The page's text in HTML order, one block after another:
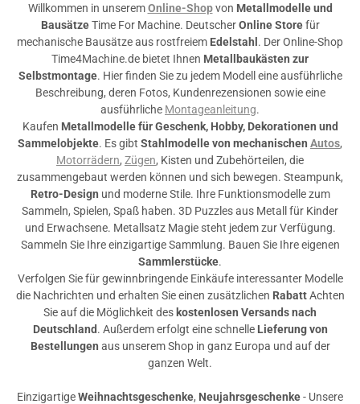
Willkommen in unseremOnline-Shopvon Metallmodelle und
BausätzeTime For Machine. DeutscherOnline Storefür
mechanische Bausätze aus rostfreiem Edelstahl . Der Online-Shop
Time4Machine.de bietet Ihnen Metallbaukästen zur
Selbstmontage. Hier finden Sie zu jedem Modell eine ausführliche
Beschreibung, deren Fotos, Kundenrezensionen sowie eine
ausführliche Montageanleitung.
Kaufen Metallmodelle für Geschenk, Hobby, Dekorationen und
Sammelobjekte. Es gibt Stahlmodelle von mechanischen Autos,
Motorrädern, Zügen, Kisten und Zubehörteilen, die
zusammengebaut werden können und sich bewegen. Steampunk,
Retro-Design und moderne Stile. Ihre Funktionsmodelle zum
Sammeln, Spielen, Spaß haben. 3D Puzzles aus Metall für Kinder
und Erwachsene. Metallsatz Magie steht jedem zur Verfügung.
Sammeln Sie Ihre einzigartige Sammlung. Bauen Sie Ihre eigenen
Sammlerstücke.
Verfolgen Sie für gewinnbringende Einkäufe interessanter Modelle
die Nachrichten und erhalten Sie einen zusätzlichen RabattAchten
Sie auf die Möglichkeit des kostenlosen Versands nach
Deutschland . Außerdem erfolgt eine schnelle Lieferung von
Bestellungen aus unserem Shop in ganz Europa und auf der
ganzen Welt.
EinzigartigeWeihnachtsgeschenke, Neujahrsgeschenke- Unsere